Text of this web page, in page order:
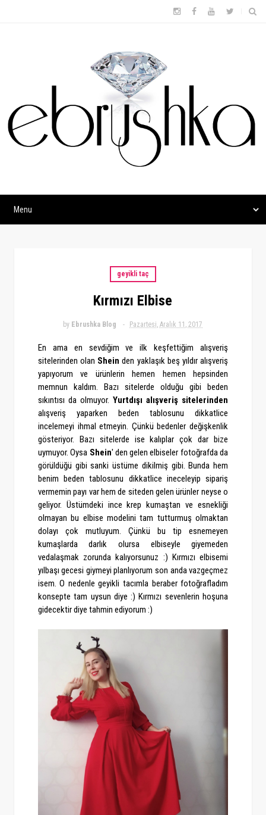
geyikli taç
Kırmızı Elbise
by Ebrushka Blog Pazartesi, Aralık 11, 2017
En ama en sevdiğim ve ilk keşfettiğim alışveriş
sitelerinden olan Shein den yaklaşık beş yıldır alışveriş
yapıyorum ve ürünlerin hemen hemen hepsinden
memnun kaldım. Bazı sitelerde olduğu gibi beden
sıkıntısı da olmuyor. Yurtdışı alışveriş sitelerinden
alışveriş yaparken beden tablosunu dikkatlice
incelemeyi ihmal etmeyin. Çünkü bedenler değişkenlik
gösteriyor. Bazı sitelerde ise kalıplar çok dar bize
uymuyor. Oysa Shein' den gelen elbiseler fotoğrafda da
görüldüğü gibi sanki üstüme dikilmiş gibi. Bunda hem
benim beden tablosunu dikkatlice ineceleyip sipariş
vermemin payı var hem de siteden gelen ürünler neyse o
geliyor. Üstümdeki ince krep kumaştan ve esnekliği
olmayan bu elbise modelini tam tutturmuş olmaktan
dolayı çok mutluyum. Çünkü bu tip esnemeyen
kumaşlarda darlık olursa elbiseyle giyemeden
vedalaşmak zorunda kalıyorsunuz :) Kırmızı elbisemi
yılbaşı gecesi giymeyi planlıyorum son anda vazgeçmez
isem. O nedenle geyikli tacımla beraber fotoğrafladım
konsepte tam uysun diye :) Kırmızı sevenlerin hoşuna
gidecektir diye tahmin ediyorum :)